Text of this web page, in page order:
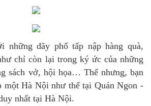
những dãy phố tấp nập hàng quà,
chỉ còn lại trong ký ức của những
sách vở, hội họa… Thế nhưng, bạn
một Hà Nội như thế tại Quán Ngon -
nhất tại Hà Nội.